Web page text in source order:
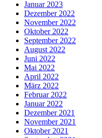
Januar 2023
Dezember 2022
November 2022
Oktober 2022
September 2022
August 2022
Juni 2022
Mai 2022
April 2022
März 2022
Februar 2022
Januar 2022
Dezember 2021
November 2021
Oktober 2021